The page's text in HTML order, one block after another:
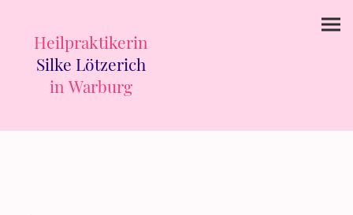
Heilpraktikerin
Silke Lötzerich
in Warburg